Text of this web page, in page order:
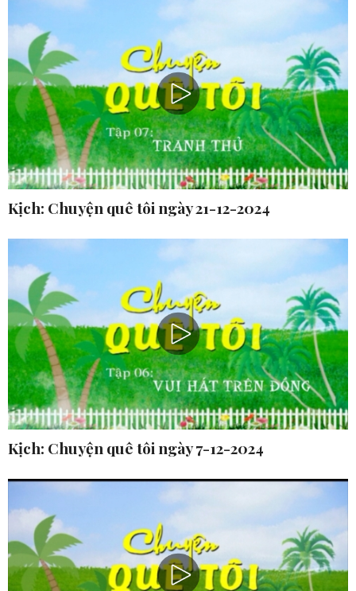
Kịch: Chuyện quê tôi ngày 21-12-2024
Kịch: Chuyện quê tôi ngày 7-12-2024